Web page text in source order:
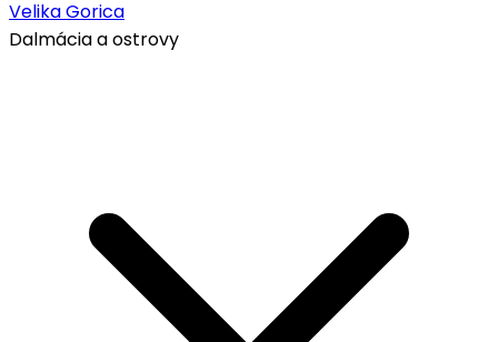
Velika Gorica
Dalmácia a ostrovy